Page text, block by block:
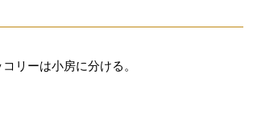
リーは小房に分ける。